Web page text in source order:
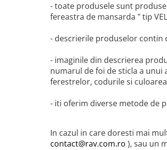
- toate produsele sunt
fereastra de mansarda " tip
- descrierile produselor contin
- imaginile din descrierea
numarul de foi de sticla a
ferestrelor, codurile si
- iti oferim diverse metode de
In cazul in care doresti mai
contact@rav.com.ro ), sau un